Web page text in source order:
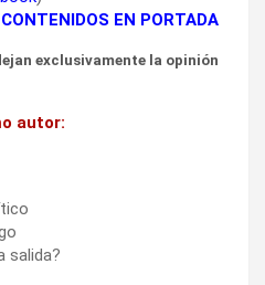
EN PORTADA
exclusivamente la opinión
autor:
salida?